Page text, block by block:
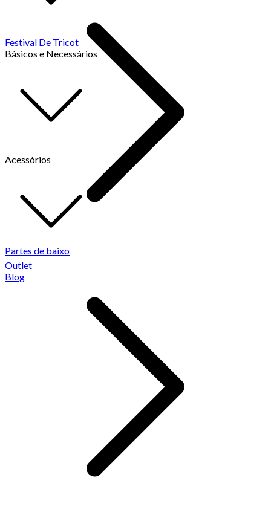
Festival De Tricot
Básicos e Necessários
Acessórios
Outlet
Blog
Partes de baixo